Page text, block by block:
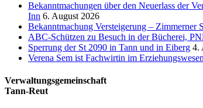
Bekanntmachungen über den Neuerlass der
Inn 6. August 2026
Bekanntmachung Versteigerung – Zimmerner
ABC-Schützen zu Besuch in der Bücherei,
Sperrung der St 2090 in Tann und in Eiberg 4.
Verena Sem ist Fachwirtin im Erziehungswesen
Verwaltungsgemeinschaft
Tann-Reut